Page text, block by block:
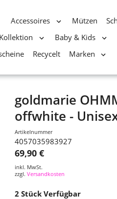
Accessoires Mützen
Baby & Kids
Recycelt Marken
goldmarie
offwhite -
Artikelnummer
4057035983927
69,90 €
inkl. MwSt.
zzgl. Versandkosten
2 Stück Verfügbar